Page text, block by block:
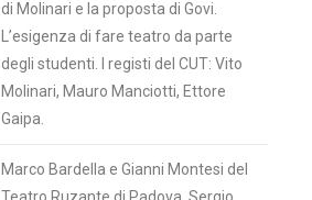
di Molinari e la proposta di Govi.
L’esigenza di fare teatro da parte
degli studenti. I registi del CUT: Vito
Molinari, Mauro Manciotti, Ettore
Gaipa.
Marco Bardella e Gianni Montesi del
Teatro Ruzante di Padova. Sergio